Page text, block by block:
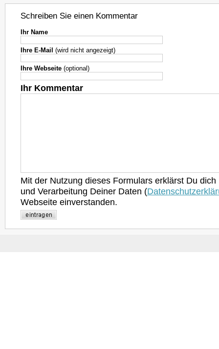
Schreiben Sie einen Kommentar
Ihr Name
Ihre E-Mail (wird nicht angezeigt)
Ihre Webseite (optional)
Ihr Kommentar
Mit der Nutzung dieses Formulars erklärst Du
und Verarbeitung Deiner Daten (
Webseite einverstanden.